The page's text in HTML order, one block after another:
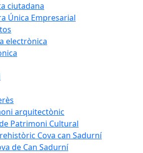
ciutadana
Única Empresarial
electrònica
arquitectònic
Patrimoni Cultural
Cova can Sadurní
de Can Sadurní